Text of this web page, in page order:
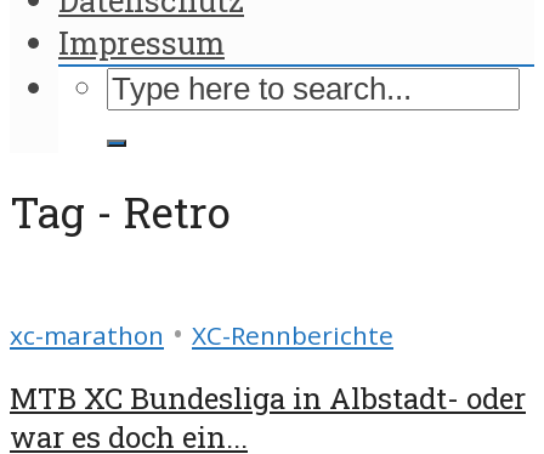
Impressum
Tag - Retro
xc-marathon • XC-Rennberichte
MTB XC Bundesliga in Albstadt- oder
war es doch ein...